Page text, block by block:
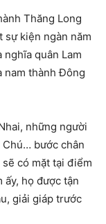
Thăng Long
sự kiện ngàn năm
quân Lam
nam thành Đông
những người
Chú… bước chân
có mặt tại điểm
ấy, họ được tận
giải giáp trước